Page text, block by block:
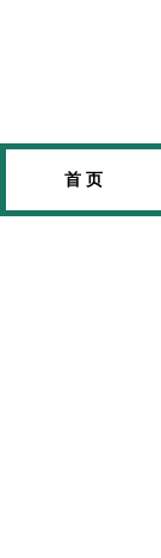
首 页